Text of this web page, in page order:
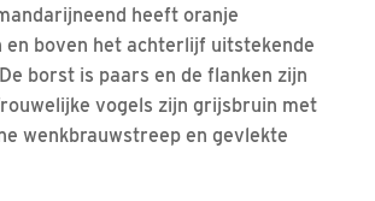
heeft oranje
en boven het achterlijf uitstekende
borst is paars en de flanken zijn
vogels zijn grijsbruin met
wenkbrauwstreep en gevlekte